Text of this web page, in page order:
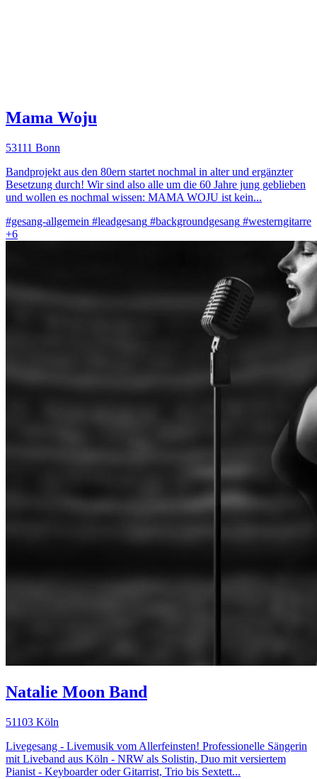
Mama Woju
53111 Bonn
Bandprojekt aus den 80ern startet nochmal in alter und ergänzter
Besetzung durch! Wir sind also alle um die 60 Jahre jung geblieben
und wollen es nochmal wissen: MAMA WOJU ist kein...
#gesang-allgemein #leadgesang #backgroundgesang #westerngitarre
+6
Natalie Moon Band
51103 Köln
Livegesang - Livemusik vom Allerfeinsten! Professionelle Sängerin
mit Liveband aus Köln - NRW als Solistin, Duo mit versiertem
Pianist - Keyboarder oder Gitarrist, Trio bis Sextett...